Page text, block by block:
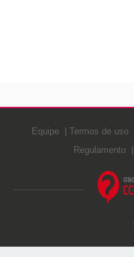
Equipe Termos de uso
Regulamento